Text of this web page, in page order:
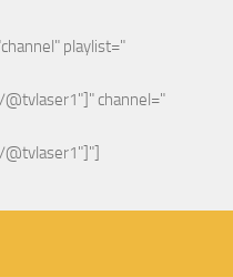
playlist="
channel="